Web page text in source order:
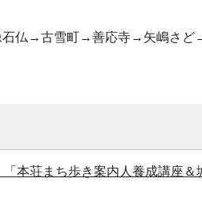
仏→古雪町→善応寺→矢嶋さど→
本荘まち歩き案内人養成講座